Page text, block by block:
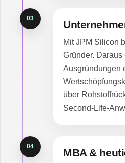
03
Mit JPM Silicon
Gründer.
Ausgründungen
über
Second-Life-
04
MBA &